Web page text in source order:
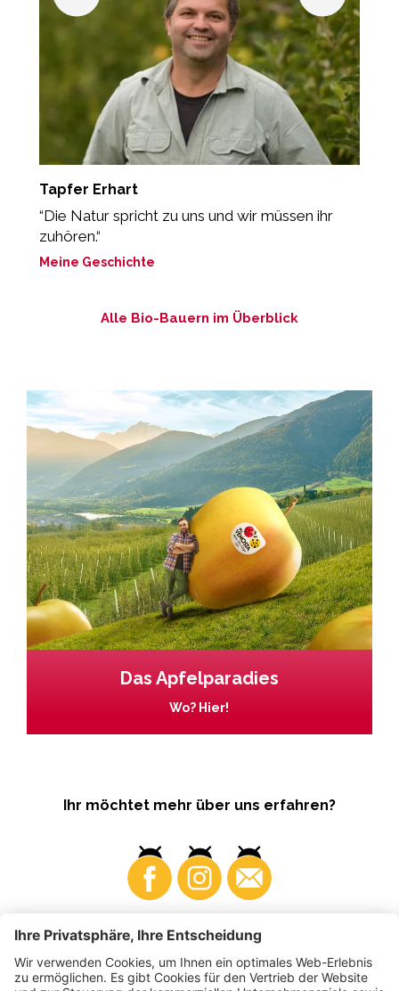
Tapfer Erhart
“Die Natur spricht zu uns und wir müssen ihr
zuhören.“
Meine Geschichte
Alle Bio-Bauern im Überblick
Das Apfelparadies
Wo? Hier!
Ihr möchtet mehr über uns erfahren?
Business Produzenten